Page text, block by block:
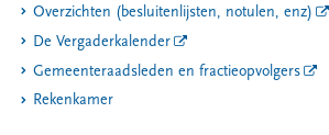
Overzichten (besluitenlijsten, notulen, enz)
De Vergaderkalender
Gemeenteraadsleden en fractieopvolgers
Rekenkamer